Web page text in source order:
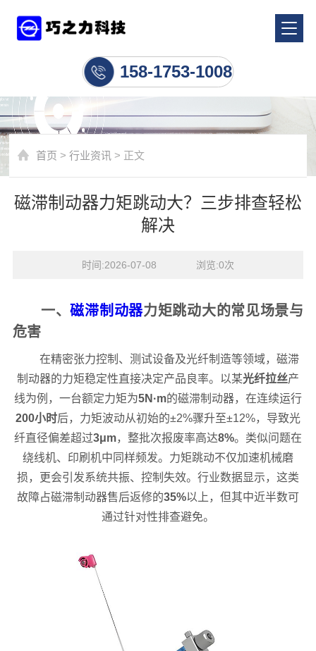
158-1753-1008
首页 >行业资讯 > 正文
磁滞制动器力矩跳动大？三步排查轻松
解决
时间:2026-07-08    浏览:0次
一、磁滞制动器力矩跳动大的常见场景与
危害
在精密张力控制、测试设备及光纤制造等领域，磁滞
制动器的力矩稳定性直接决定产品良率。以某光纤拉丝产
线为例，一台额定力矩为5N·m的磁滞制动器，在连续运行
200小时后，力矩波动从初始的±2%骤升至±12%，导致光
纤直径偏差超过3μm，整批次报废率高达8%。类似问题在
绕线机、印刷机中同样频发。力矩跳动不仅加速机械磨
损，更会引发系统共振、控制失效。行业数据显示，这类
故障占磁滞制动器售后返修的35%以上，但其中近半数可
通过针对性排查避免。